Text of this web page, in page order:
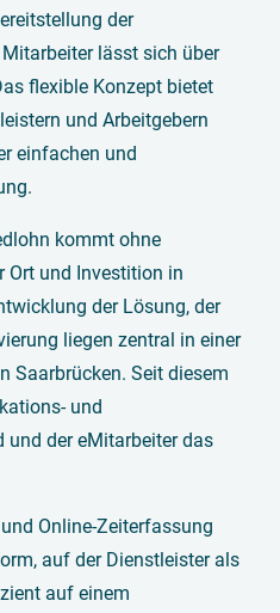
der
lässt sich über
flexible Konzept bietet
und Arbeitgebern
einfachen und
kommt ohne
und Investition in
der Lösung, der
liegen zentral in einer
Saarbrücken. Seit diesem
und
der eMitarbeiter das
Online-Zeiterfassung
auf der Dienstleister als
auf einem